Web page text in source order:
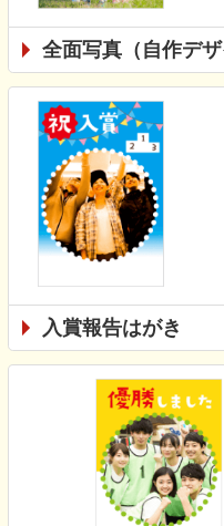
全面写真（自作デザ
入賞報告はがき